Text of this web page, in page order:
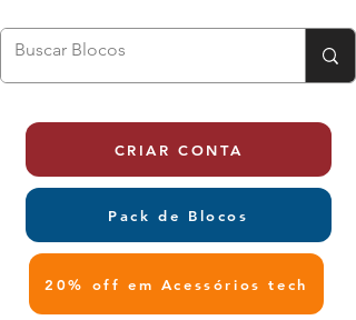
CRIAR CONTA
Pack de Blocos
20% off em Acessórios tech